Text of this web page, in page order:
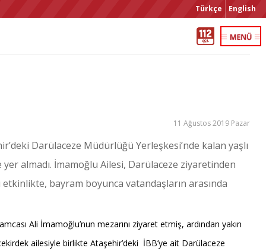
Türkçe English
11 Ağustos 2019 Pazar
Darülaceze Müdürlüğü Yerleşkesi’nde kalan yaşlı
almadı. İmamoğlu Ailesi, Darülaceze ziyaretinden
etkinlikte, bayram boyunca vatandaşların arasında
Ali İmamoğlu’nun mezarını ziyaret etmiş, ardından yakın
ailesiyle birlikte Ataşehir’deki İBB’ye ait Darülaceze